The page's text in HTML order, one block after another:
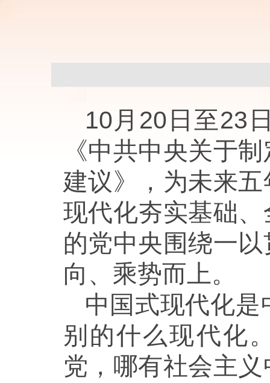
10月20日至23
《中共中央关于
建议》，为未来
现代化夯实基础
的党中央围绕一
向、乘势而上。
中国式现代化
别的什么现代化
党，哪有社会主